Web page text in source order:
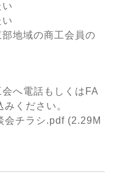
地域の商工会員の
へ電話もしくはFA
ください。
会チラシ.pdf (2.29M